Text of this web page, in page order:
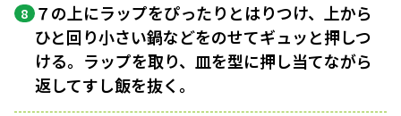
8 ７の上にラップをぴったりとはりつけ、上から
ひと回り小さい鍋などをのせてギュッと押しつ
ける。ラップを取り、皿を型に押し当てながら
返してすし飯を抜く。